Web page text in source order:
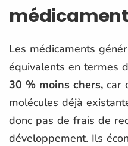
Les médicaments
équivalents en termes
30 % moins chers, car
molécules déjà
donc pas de frais de
développement. Ils